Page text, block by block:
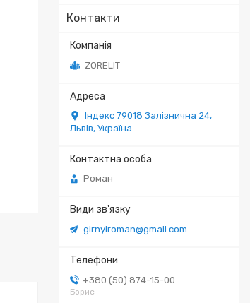
Контакти
ZORELIT
Індекс 79018 Залізнична 24,
Львів, Україна
Роман
girnyiroman@gmail.com
+380 (50) 874-15-00
Борис